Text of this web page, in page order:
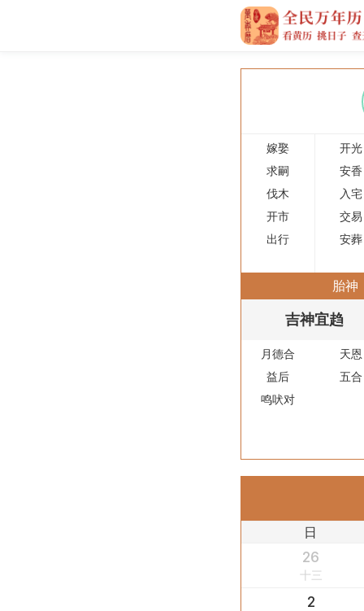
嫁娶
开光
求嗣
安香
伐木
入宅
开市
交易
出行
安葬
胎神
吉神宜趋
月德合
天恩
益后
五合
鸣吠对
日
26
十三
2